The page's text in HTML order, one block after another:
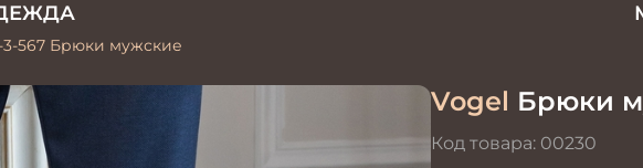
3-567 Брюки мужские
Vogel Брюки
Код товара: 00230